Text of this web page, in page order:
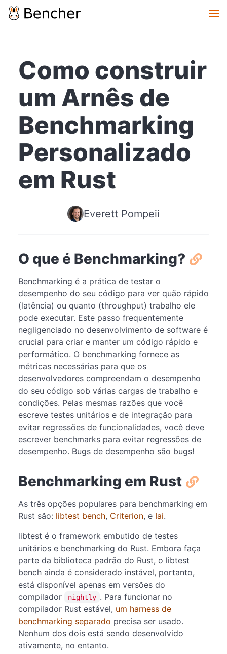
Como construir
um Arnês de
Benchmarking
Personalizado
em Rust
Everett Pompeii
O que é Benchmarking?
Benchmarking é a prática de testar o
desempenho do seu código para ver quão rápido
(latência) ou quanto (throughput) trabalho ele
pode executar. Este passo frequentemente
negligenciado no desenvolvimento de software é
crucial para criar e manter um código rápido e
performático. O benchmarking fornece as
métricas necessárias para que os
desenvolvedores compreendam o desempenho
do seu código sob várias cargas de trabalho e
condições. Pelas mesmas razões que você
escreve testes unitários e de integração para
evitar regressões de funcionalidades, você deve
escrever benchmarks para evitar regressões de
desempenho. Bugs de desempenho são bugs!
Benchmarking em Rust
As três opções populares para benchmarking em
Rust são: libtest bench, Criterion, e Iai.
libtest é o framework embutido de testes
unitários e benchmarking do Rust. Embora faça
parte da biblioteca padrão do Rust, o libtest
bench ainda é considerado instável, portanto,
está disponível apenas em versões do
compilador
nightly . Para funcionar no
compilador Rust estável, um harness de
benchmarking separado precisa ser usado.
Nenhum dos dois está sendo desenvolvido
ativamente, no entanto.